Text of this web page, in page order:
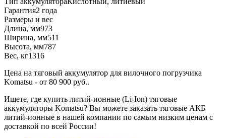
Гарантия2 года
Размеры и вес
Длина, мм973
Ширина, мм511
Высота, мм787
Вес, кг1316
Цена на тяговый аккумулятор для вилочного погрузчика
Komatsu - от 80 900 руб..
Ищете, где купить литий-ионные (Li-Ion) тяговые
аккумуляторы Komatsu? Вы можете заказать тяговые АКБ
литий-ионные в нашей компании по самым низким ценам с
доставкой по всей России!